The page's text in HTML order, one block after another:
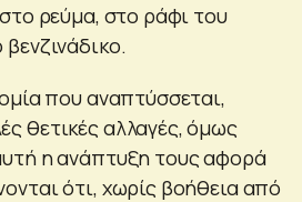
ρεύμα, στο ράφι του
που αναπτύσσεται,
θετικές αλλαγές, όμως
η ανάπτυξη τους αφορά
ότι, χωρίς βοήθεια από